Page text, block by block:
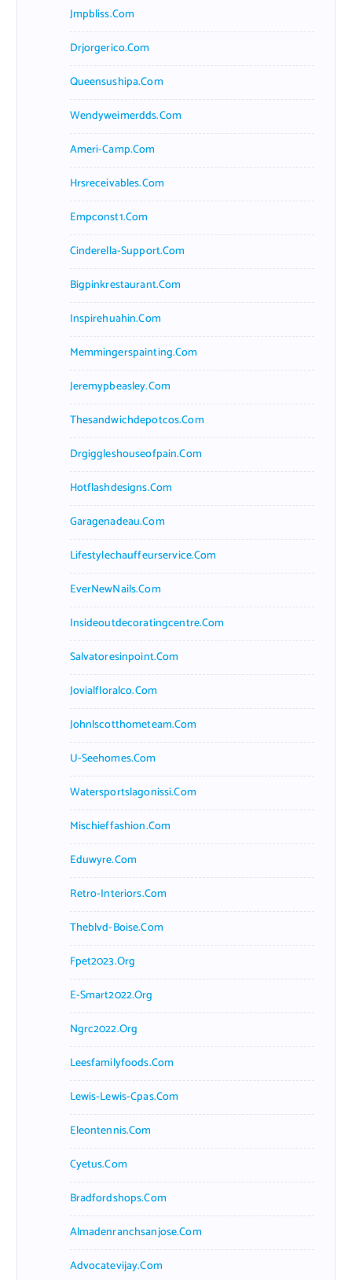
Jmpbliss.com
Drjorgerico.com
Queensushipa.com
Wendyweimerdds.com
Ameri-Camp.com
Hrsreceivables.com
Empconst1.com
Cinderella-Support.com
Bigpinkrestaurant.com
Inspirehuahin.com
Memmingerspainting.com
Jeremypbeasley.com
Thesandwichdepotcos.com
Drgiggleshouseofpain.com
Hotflashdesigns.com
Garagenadeau.com
Lifestylechauffeurservice.com
EverNewNails.com
Insideoutdecoratingcentre.com
Salvatoresinpoint.com
Jovialfloralco.com
Johnlscotthometeam.com
U-Seehomes.com
Watersportslagonissi.com
Mischieffashion.com
Eduwyre.com
Retro-Interiors.com
Theblvd-Boise.com
Fpet2023.org
E-Smart2022.org
Ngrc2022.org
Leesfamilyfoods.com
Lewis-Lewis-Cpas.com
Eleontennis.com
Cyetus.com
Bradfordshops.com
Almadenranchsanjose.com
Advocatevijay.com